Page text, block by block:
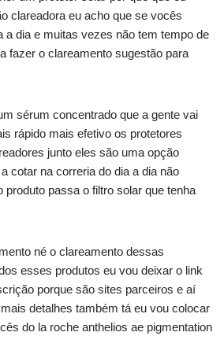
clareadora eu acho que se vocês
a dia e muitas vezes não tem tempo de
fazer o clareamento sugestão para
sérum concentrado que a gente vai
rápido mais efetivo os protetores
junto eles são uma opção
cotar na correria do dia a dia não
produto passa o filtro solar que tenha
né o clareamento dessas
esses produtos eu vou deixar o link
porque são sites parceiros e aí
detalhes também tá eu vou colocar
do la roche anthelios ae pigmentation